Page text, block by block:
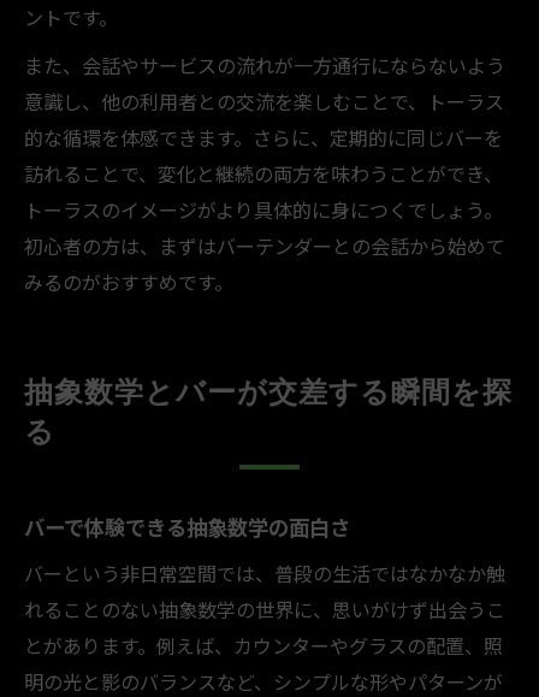
ントです。
また、会話やサービスの流れが一方通行にならないよう
意識し、他の利用者との交流を楽しむことで、トーラス
的な循環を体感できます。さらに、定期的に同じバーを
訪れることで、変化と継続の両方を味わうことができ、
トーラスのイメージがより具体的に身につくでしょう。
初心者の方は、まずはバーテンダーとの会話から始めて
みるのがおすすめです。
抽象数学とバーが交差する瞬間を探
る
バーで体験できる抽象数学の面白さ
バーという非日常空間では、普段の生活ではなかなか触
れることのない抽象数学の世界に、思いがけず出会うこ
とがあります。例えば、カウンターやグラスの配置、照
明の光と影のバランスなど、シンプルな形やパターンが